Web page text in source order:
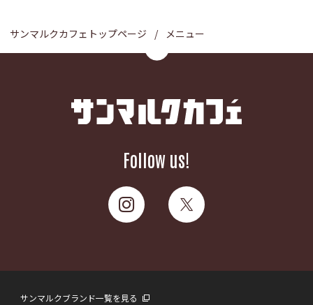
サンマルクカフェトップページ メニュー
Follow us!
サンマルクブランド一覧を見る